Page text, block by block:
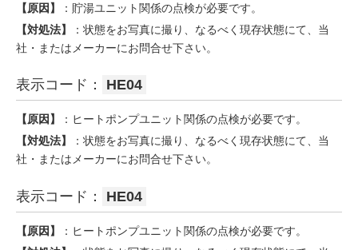
【原因】
：貯湯ユニット関係の点検が必要です。
【対処法】
：状態をお写真に撮り、なるべく現存状態にて、当
社・またはメーカーにお問合せ下さい。
表示コード： HE04
【原因】
：ヒートポンプユニット関係の点検が必要です。
【対処法】
：状態をお写真に撮り、なるべく現存状態にて、当
社・またはメーカーにお問合せ下さい。
表示コード： HE04
【原因】
：ヒートポンプユニット関係の点検が必要です。